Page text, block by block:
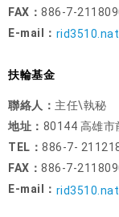
FAX： 886-7-
E-mail：
扶輪基金
聯絡人： 主任\執秘
地址： 80144 高雄市
TEL： 886-7-
FAX： 886-7-
E-mail：